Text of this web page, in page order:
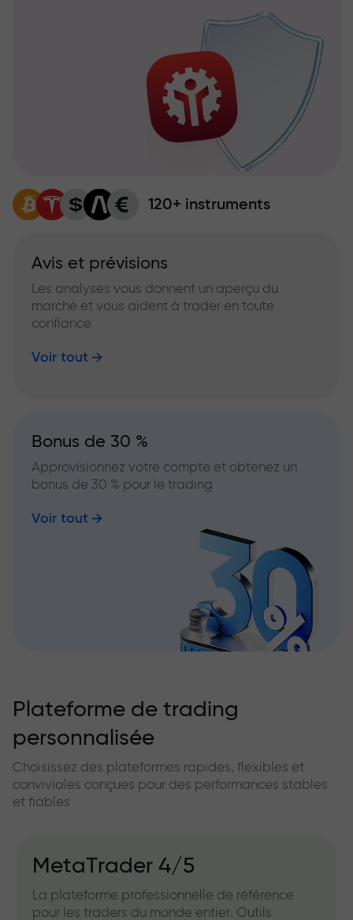
120+ instruments
Avis et prévisions
Les analyses vous donnent un aperçu du
marché et vous aident à trader en toute
confiance
Voir tout
Bonus de 30 %
Approvisionnez votre compte et obtenez un
bonus de 30 % pour le trading
Voir tout
Plateforme de trading
personnalisée
Choisissez des plateformes rapides, flexibles et
conviviales conçues pour des performances stables
et fiables
MetaTrader 4/5
La plateforme professionnelle de référence
pour les traders du monde entier. Outils